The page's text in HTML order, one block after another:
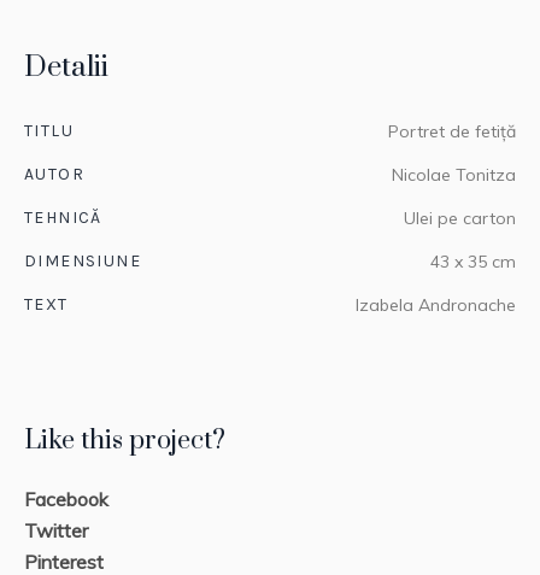
Detalii
TITLU Portret de fetiță
AUTOR Nicolae Tonitza
TEHNICĂ Ulei pe carton
DIMENSIUNE 43 x 35 cm
TEXT Izabela Andronache
Like this project?
Facebook
Twitter
Pinterest